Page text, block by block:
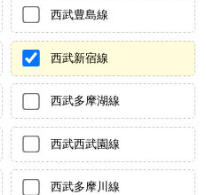
西武豊島線
西武新宿線
西武多摩湖線
西武西武園線
西武多摩川線